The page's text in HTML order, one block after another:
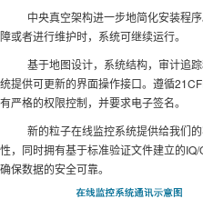
中央真空架构进一步地简化安装程
障或者进行维护时，系统可继续运行。
基于地图设计，系统结构，审计追
统提供可更新的界面操作接口。遵循
有严格的权限控制，并要求电子签名。
新的粒子在线监控系统提供给我们
性，同时拥有基于标准验证文件建立的IQ/
确保数据的安全可靠。